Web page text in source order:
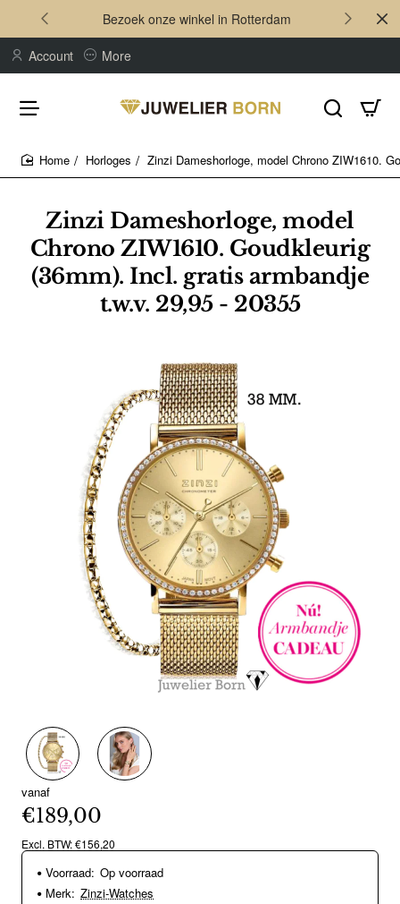
Bezoek onze winkel in Rotterdam
Account More
Zinzi Dameshorloge, model
Chrono ZIW1610. Goudkleurig
(36mm). Incl. gratis armbandje
t.w.v. 29,95 - 20355
Horloges Zinzi Dameshorloge, model Chrono ZIW1610.
vanaf
€189,00
Excl. BTW: €156,20
Voorraad: Op voorraad
Merk: Zinzi-Watches